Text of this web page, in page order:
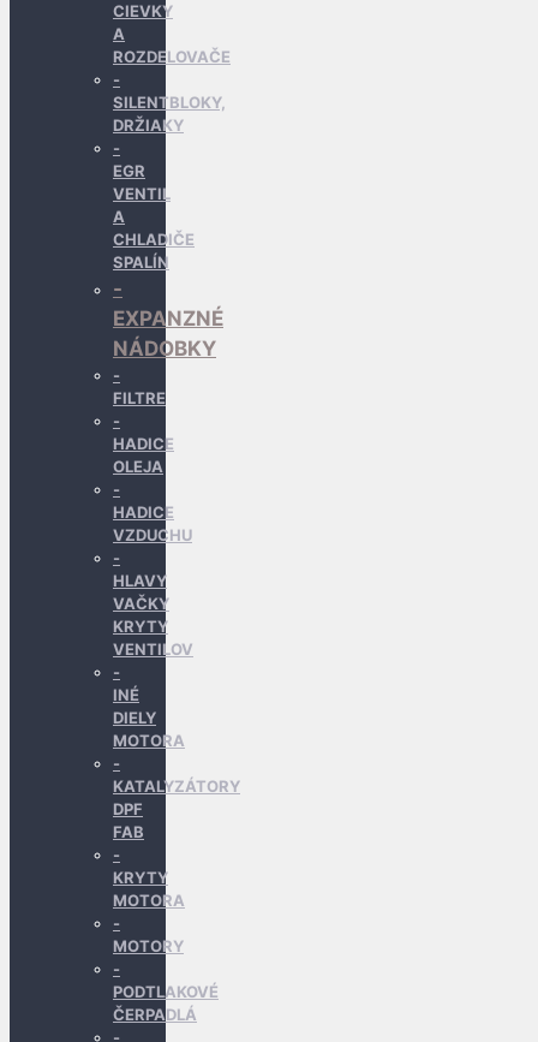
CIEVKY
A
ROZDELOVAČE
SILENTBLOKY,
DRŽIAKY
EGR
VENTIL
A
CHLADIČE
SPALÍN
EXPANZNÉ
NÁDOBKY
FILTRE
HADICE
OLEJA
HADICE
VZDUCHU
HLAVY
VAČKY
KRYTY
VENTILOV
INÉ
DIELY
MOTORA
KATALYZÁTORY
DPF
FAB
KRYTY
MOTORA
MOTORY
PODTLAKOVÉ
ČERPADLÁ